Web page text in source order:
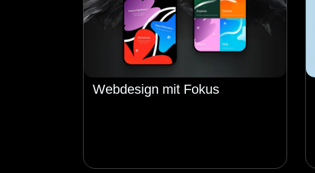
Webdesign mit Fokus